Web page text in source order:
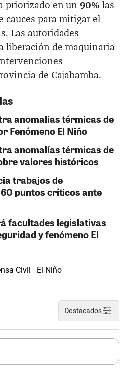
priorizado en un 90% las
cauces para mitigar el
Las autoridades
liberación de maquinaria
de Cajabamba.
anomalías térmicas de
Fenómeno El Niño
anomalías térmicas de
valores históricos
trabajos de
puntos críticos ante
facultades legislativas
y fenómeno El
Civil El Niño
Destacados